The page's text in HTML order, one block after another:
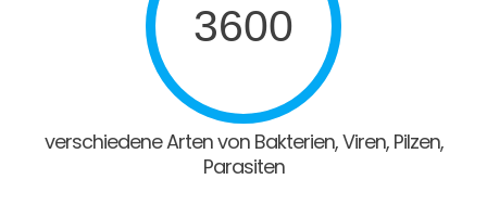
3600
verschiedene Arten von Bakterien, Viren, Pilzen,
Parasiten